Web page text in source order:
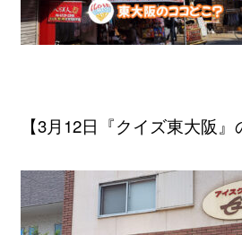
【3月12日『クイズ東大阪』